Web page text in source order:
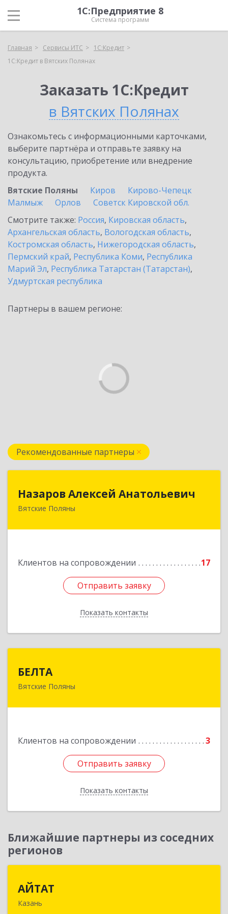
1С:Предприятие 8
Система программ
Главная Сервисы ИТС
1С:Кредит
1С:Кредит в Вятских Полянах
Заказать 1С:Кредит
в Вятских Полянах
Ознакомьтесь с информационными карточками,
выберите партнёра и отправьте заявку на
консультацию, приобретение или внедрение
продукта.
Вятские Поляны
Киров
Кирово-Чепецк
Малмыж
Орлов
Советск Кировской обл.
Смотрите также: Россия, Кировская область,
Архангельская область, Вологодская область,
Костромская область, Нижегородская область,
Пермский край, Республика Коми, Республика
Марий Эл, Республика Татарстан (Татарстан),
Удмуртская республика
Партнеры в вашем регионе:
Рекомендованные партнеры
Назаров Алексей Анатольевич
Вятские Поляны
Клиентов на сопровождении 17
Отправить заявку
Показать контакты
Назаров Алексей Анатольевич
612964,Кировская обл,город Вятские Поляны
Отправить заявку
Назад
БЕЛТА
Вятские Поляны
Клиентов на сопровождении 3
Отправить заявку
Показать контакты
612960, Кировская обл, Вятские Поляны г,
Отправить заявку
Назад
Ближайшие партнеры из соседних
регионов
АЙТАТ
Казань